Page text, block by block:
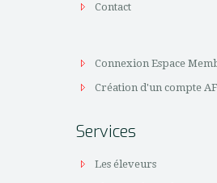
Contact
Connexion Espace
Création d'un compte
Services
Les éleveurs